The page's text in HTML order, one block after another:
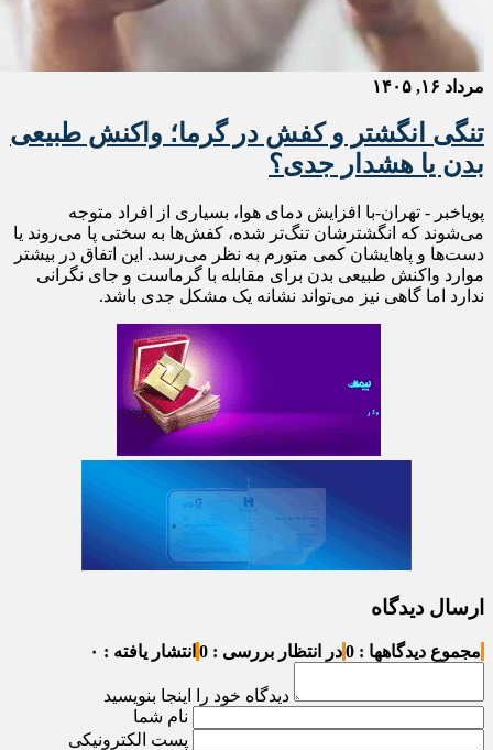
مرداد ۱۶, ۱۴۰۵
تنگی انگشتر و کفش در گرما؛ واکنش طبیعی
بدن یا هشدار جدی؟
پویاخبر - تهران-با افزایش دمای هوا، بسیاری از افراد متوجه
می‌شوند که انگشترشان تنگ‌تر شده، کفش‌ها به سختی پا می‌روند یا
دست‌ها و پاهایشان کمی متورم به نظر می‌رسد. این اتفاق در بیشتر
موارد واکنش طبیعی بدن برای مقابله با گرماست و جای نگرانی
ندارد اما گاهی نیز می‌تواند نشانه یک مشکل جدی باشد.
ارسال دیدگاه
مجموع دیدگاهها : 0 در انتظار بررسی : 0 انتشار یافته : ۰
دیدگاه خود را اینجا بنویسید
نام شما
پست الکترونیکی